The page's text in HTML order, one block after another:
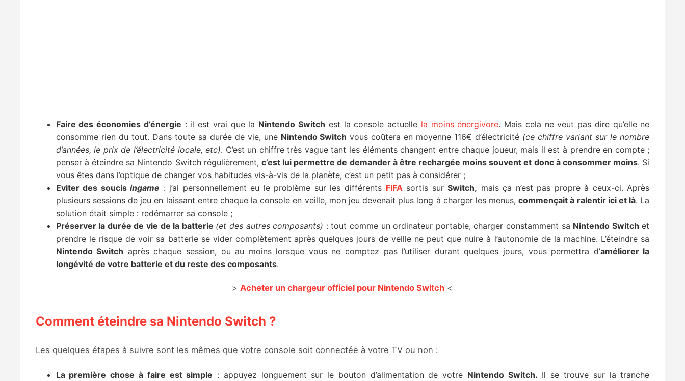
Faire des économies d’énergie : il est vrai que la Nintendo Switch est la console actuelle la moins énergivore. Mais cela ne veut pas dire qu’elle ne
consomme rien du tout. Dans toute sa durée de vie, une Nintendo Switch vous coûtera en moyenne 116€ d’électricité (ce chiffre variant sur le nombre
d’années, le prix de l’électricité locale, etc). C’est un chiffre très vague tant les éléments changent entre chaque joueur, mais il est à prendre en compte ;
penser à éteindre sa Nintendo Switch régulièrement, c’est lui permettre de demander à être rechargée moins souvent et donc à consommer moins. Si
vous êtes dans l’optique de changer vos habitudes vis-à-vis de la planète, c’est un petit pas à considérer ;
Eviter des soucisingame : j’ai personnellement eu le problème sur les différents FIFAsortis surSwitch, mais ça n’est pas propre à ceux-ci. Après
plusieurs sessions de jeu en laissant entre chaque la console en veille, mon jeu devenait plus long à charger les menus,commençait à ralentir ici et là. La
solution était simple : redémarrer sa console ;
Préserver la durée de vie de la batterie (et des autres composants) : tout comme un ordinateur portable, charger constamment sa Nintendo Switch et
prendre le risque de voir sa batterie se vider complètement après quelques jours de veille ne peut que nuire à l’autonomie de la machine. L’éteindre sa
Nintendo Switch après chaque session, ou au moins lorsque vous ne comptez pas l’utiliser durant quelques jours, vous permettra d’améliorer la
longévité de votre batterie et du reste des composants.
> Acheter un chargeur officiel pour Nintendo Switch <
Comment éteindre sa Nintendo Switch ?
Les quelques étapes à suivre sont les mêmes que votre console soit connectée à votre TV ou non :
La première chose à faire est simple : appuyez longuement sur le bouton d’alimentation de votre Nintendo Switch. Il se trouve sur la tranche